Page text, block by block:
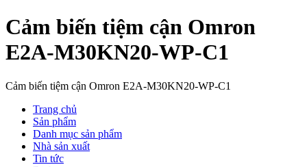
Cảm biến tiệm cận Omron
E2A-M30KN20-WP-C1
Cảm biến tiệm cận Omron E2A-M30KN20-WP-C1
Trang chủ
Sản phẩm
Danh mục sản phẩm
Nhà sản xuất
Tin tức